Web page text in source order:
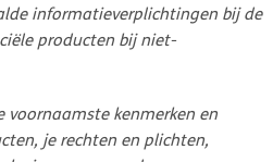
informatieverplichtingen bij de
producten bij niet-
voornaamste kenmerken en
je rechten en plichten,